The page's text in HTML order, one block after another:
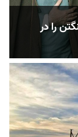
را در